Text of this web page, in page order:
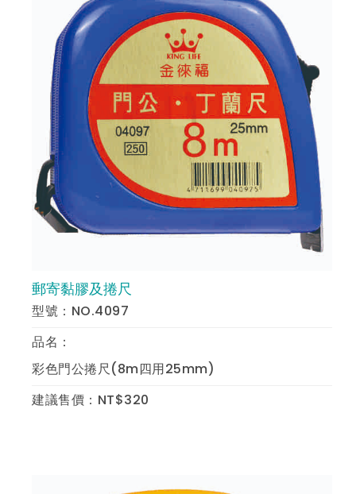
郵寄黏膠及捲尺
型號：NO.4097
品名：
彩色門公捲尺(8m四用25mm)
建議售價：NT$320